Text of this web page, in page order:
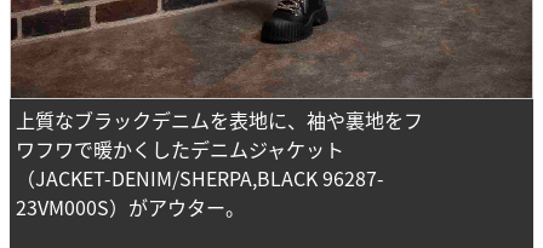
上質なブラックデニムを表地に、袖や裏地をフ
ワフワで暖かくしたデニムジャケット
（JACKET-DENIM/SHERPA,BLACK 96287-
23VM000S）がアウター。